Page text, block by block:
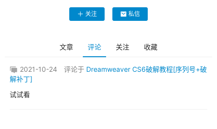
关注 私信
文章 评论 关注 收藏
2021-10-24 评论于 Dreamweaver CS6破解教程[序列号+破
解补丁]
试试看